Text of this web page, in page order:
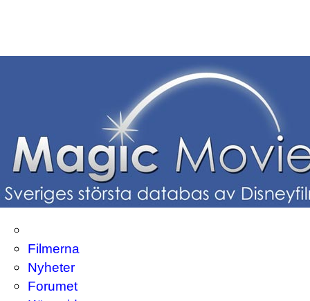
Filmerna
Nyheter
Forumet